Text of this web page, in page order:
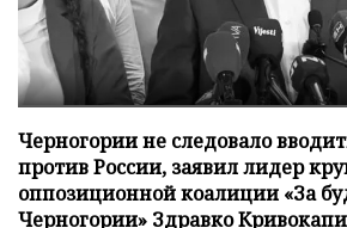
Черногории не следовало
против России, заявил лидер
оппозиционной коалиции «За
Черногории» Здравко